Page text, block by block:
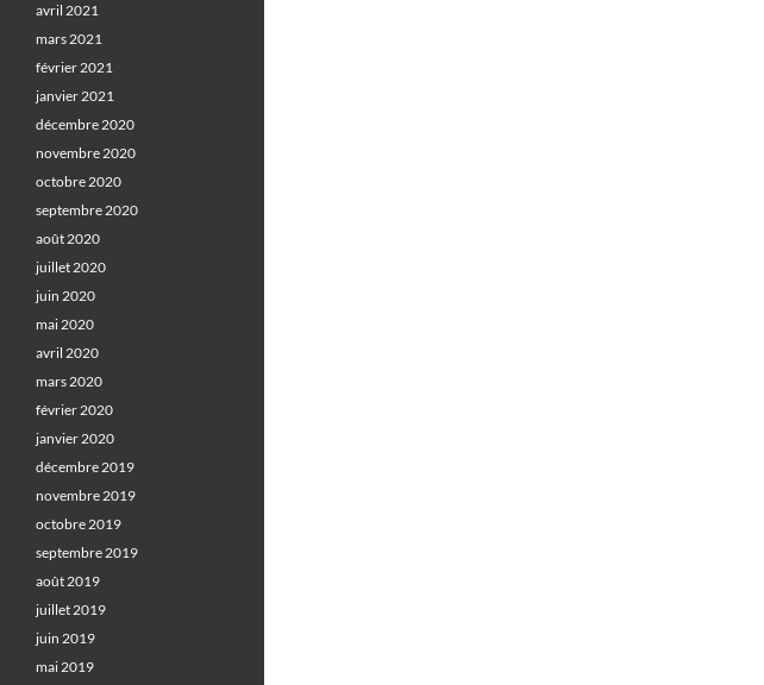
avril 2021
mars 2021
février 2021
janvier 2021
décembre 2020
novembre 2020
octobre 2020
septembre 2020
août 2020
juillet 2020
juin 2020
mai 2020
avril 2020
mars 2020
février 2020
janvier 2020
décembre 2019
novembre 2019
octobre 2019
septembre 2019
août 2019
juillet 2019
juin 2019
mai 2019